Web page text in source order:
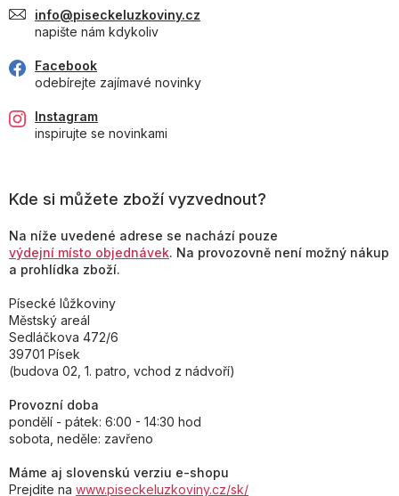
info@piseckeluzkoviny.cz
napište nám kdykoliv
Facebook
odebírejte zajímavé novinky
Instagram
inspirujte se novinkami
Kde si můžete zboží vyzvednout?
Na níže uvedené adrese se nachází pouze
výdejní místo objednávek. Na provozovně není možný nákup
a prohlídka zboží.
Písecké lůžkoviny
Městský areál
Sedláčkova 472/6
39701 Písek
(budova 02, 1. patro, vchod z nádvoří)
Provozní doba
pondělí - pátek: 6:00 - 14:30 hod
sobota, neděle: zavřeno
Máme aj slovenskú verziu e-shopu
Prejdite na www.piseckeluzkoviny.cz/sk/